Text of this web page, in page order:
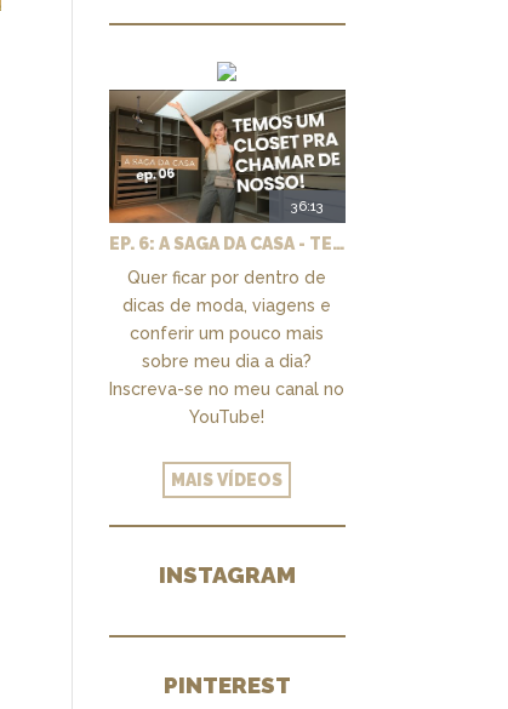
36:13
EP. 6: A SAGA DA CASA - TEMOS UM CLOSET PRA CHAMAR DE NOSSO + MARCENARIA E PAISAGISMO
Quer ficar por dentro de
dicas de moda, viagens e
conferir um pouco mais
sobre meu dia a dia?
Inscreva-se no meu canal no
YouTube!
MAIS VÍDEOS
INSTAGRAM
PINTEREST